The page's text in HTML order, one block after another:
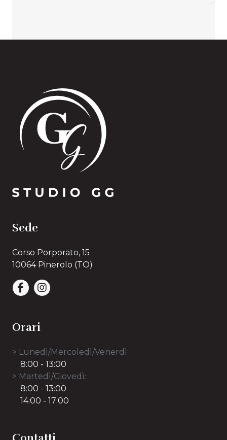
Sede
Corso Porporato, 15
10064 Pinerolo (TO)
Orari
> Lunedì/Mercoledì/Venerdì:
8:00 - 13:00
> Martedì/Giovedì:
8:00 - 13:00
14:00 - 17:00